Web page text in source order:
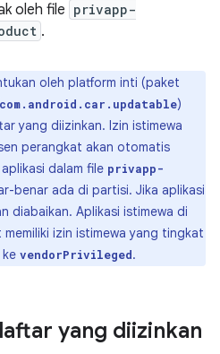
oleh file privapp-
.
oleh platform inti (paket
com.android.car.updatable)
yang diizinkan. Izin istimewa
perangkat akan otomatis
dalam file privapp-
benar ada di partisi. Jika aplikasi
diabaikan. Aplikasi istimewa di
izin istimewa yang tingkat
vendorPrivileged.
yang diizinkan